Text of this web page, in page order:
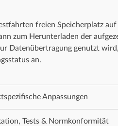
freien Speicherplatz
zum Herunterladen der
Datenübertragung genutzt
an.
Anpassungen
Tests & Normkonformität